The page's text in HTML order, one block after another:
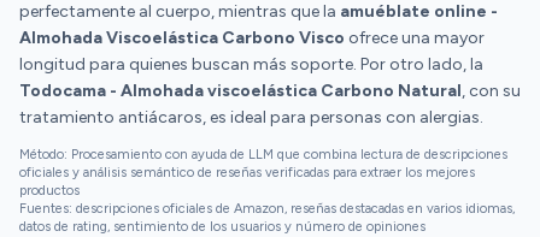
perfectamente al cuerpo, mientras que la amuéblate online -
Almohada Viscoelástica Carbono Visco ofrece una mayor
longitud para quienes buscan más soporte. Por otro lado, la
Todocama - Almohada viscoelástica Carbono Natural, con su
tratamiento antiácaros, es ideal para personas con alergias.
Método: Procesamiento con ayuda de LLM que combina lectura de descripciones
oficiales y análisis semántico de reseñas verificadas para extraer los mejores
productos
Fuentes: descripciones oficiales de Amazon, reseñas destacadas en varios idiomas,
datos de rating, sentimiento de los usuarios y número de opiniones